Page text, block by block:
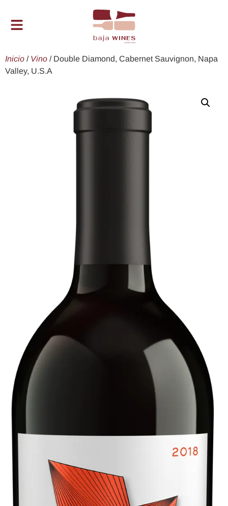
Inicio / Vino / Double Diamond, Cabernet Sauvignon, Napa
Valley, U.S.A